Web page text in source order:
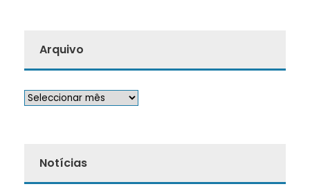
Arquivo
Notícias